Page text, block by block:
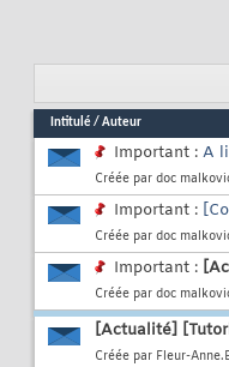
Intitulé/ Auteur
Important : A
Créée par doc
Important :
Créée par doc
Important :
Créée par doc
[Actualité]
Créée par Fleur-